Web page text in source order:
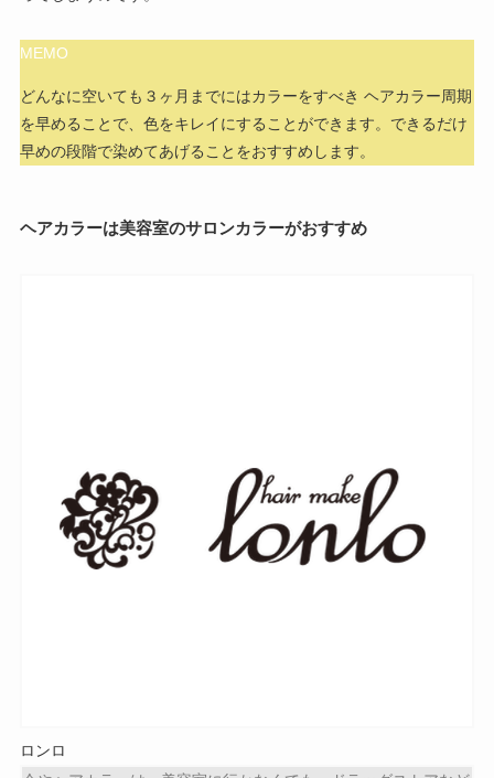
MEMO
どんなに空いても３ヶ月までにはカラーをすべき ヘアカラー周期
を早めることで、色をキレイにすることができます。できるだけ
早めの段階で染めてあげることをおすすめします。
ヘアカラーは美容室のサロンカラーがおすすめ
ロンロ